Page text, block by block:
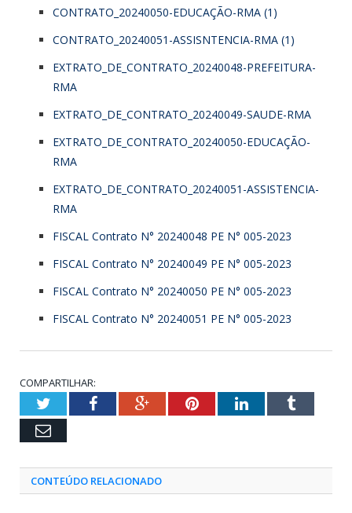
CONTRATO_20240050-EDUCAÇÃO-RMA (1)
CONTRATO_20240051-ASSISNTENCIA-RMA (1)
EXTRATO_DE_CONTRATO_20240048-PREFEITURA-
RMA
EXTRATO_DE_CONTRATO_20240049-SAUDE-RMA
EXTRATO_DE_CONTRATO_20240050-EDUCAÇÃO-
RMA
EXTRATO_DE_CONTRATO_20240051-ASSISTENCIA-
RMA
FISCAL Contrato N° 20240048 PE N° 005-2023
FISCAL Contrato N° 20240049 PE N° 005-2023
FISCAL Contrato N° 20240050 PE N° 005-2023
FISCAL Contrato N° 20240051 PE N° 005-2023
COMPARTILHAR:
TwitterFacebookGoogle+PinterestLinkedInTumblr
Email
CONTEÚDO RELACIONADO